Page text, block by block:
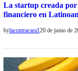
La startup creada por
financiero en
bylacontracara120 de junio de